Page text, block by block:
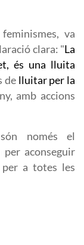
va
clara: "La
és una lluita
de lluitar per la
amb accions
només el
aconseguir
a totes les